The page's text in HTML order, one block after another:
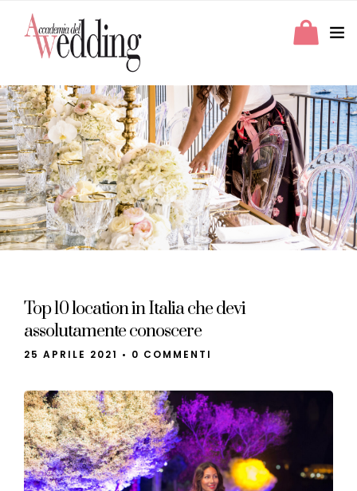
Top 10 location in Italia che devi
assolutamente conoscere
25 APRILE 2021 • 0 COMMENTI